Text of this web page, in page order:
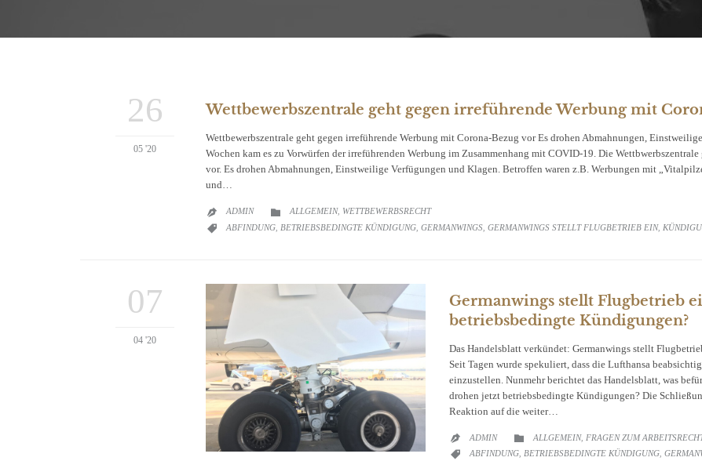
26
05 '20
Wettbewerbszentrale geht gegen irreführende Werbung mit
Wettbewerbszentrale geht gegen irreführende Werbung mit Corona-Bezug vor Es drohen Abmahnungen,
Wochen kam es zu Vorwürfen der irreführenden Werbung im Zusammenhang mit COVID-19. Die
vor. Es drohen Abmahnungen, Einstweilige Verfügungen und Klagen. Betroffen waren z.B. Werbungen mit
und…
 ADMIN  CATEGORY
ALLGEMEIN, WETTBEWERBSRECHT
 CATEGORY
ABFINDUNG BETRIEBSBEDINGTE KÜNDIGUNG GERMANWINGS GERMANWINGS STELLT FLUGBETRIEB EIN,
07
04 '20
Germanwings stellt Flugbetrieb
betriebsbedingte Kündigungen?
Das Handelsblatt verkündet: Germanwings stellt
Seit Tagen wurde spekuliert, dass die Lufthansa
einzustellen. Nunmehr berichtet das Handelsblatt, was
drohen jetzt betriebsbedingte Kündigungen? Die
Reaktion auf die weiter…
 ADMIN  CATEGORY
ALLGEMEIN, FRAGEN ZUM
 CATEGORY
ABFINDUNG, BETRIEBSBEDINGTE KÜNDIGUNG,